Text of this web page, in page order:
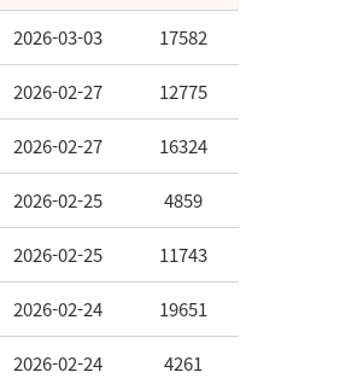
2026-03-03 17582
2026-02-27 12775
2026-02-27 16324
2026-02-25 4859
2026-02-25 11743
2026-02-24 19651
2026-02-24 4261